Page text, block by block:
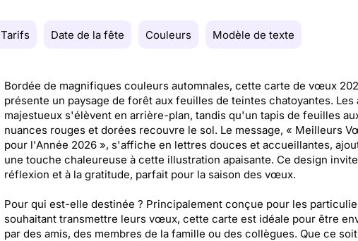
Tarifs Date de la fête Couleurs Modèle de texte
Bordée de magnifiques couleurs automnales, cette carte de vœux
présente un paysage de forêt aux feuilles de teintes chatoyantes. Les
majestueux s'élèvent en arrière-plan, tandis qu'un tapis de feuilles
nuances rouges et dorées recouvre le sol. Le message, « Meilleurs
pour l'Année 2026 », s'affiche en lettres douces et accueillantes,
une touche chaleureuse à cette illustration apaisante. Ce design
réflexion et à la gratitude, parfait pour la saison des vœux.
Pour qui est-elle destinée ? Principalement conçue pour les
souhaitant transmettre leurs vœux, cette carte est idéale pour être
par des amis, des membres de la famille ou des collègues. Que ce